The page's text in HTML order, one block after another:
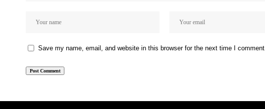
Save my name, email, and website in this browser for the next time I comment.